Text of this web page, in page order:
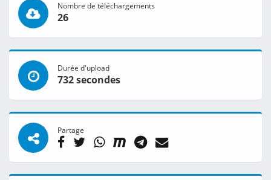
Nombre de téléchargements
26
Durée d'upload
732 secondes
Partage